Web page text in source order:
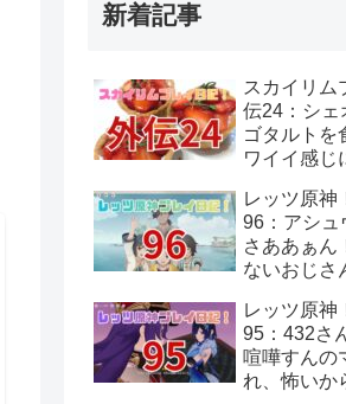
新着記事
スカイリム
伝24：シェ
ゴタルトを
ワイイ感じ
レッツ原神
96：アシュ
さああぁん
ないおじさ
な…！
レッツ原神
95：432さ
喧嘩すんの
れ、怖いか